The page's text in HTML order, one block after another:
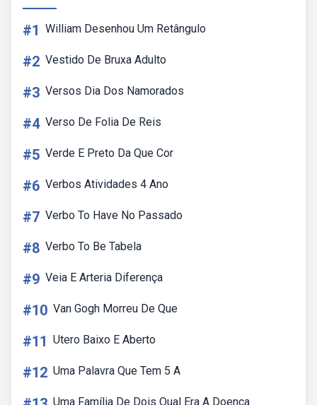
#1 William Desenhou Um Retângulo
#2 Vestido De Bruxa Adulto
#3 Versos Dia Dos Namorados
#4 Verso De Folia De Reis
#5 Verde E Preto Da Que Cor
#6 Verbos Atividades 4 Ano
#7 Verbo To Have No Passado
#8 Verbo To Be Tabela
#9 Veia E Arteria Diferença
#10 Van Gogh Morreu De Que
#11 Utero Baixo E Aberto
#12 Uma Palavra Que Tem 5 A
Uma Família De Dois Qual Era A Doença